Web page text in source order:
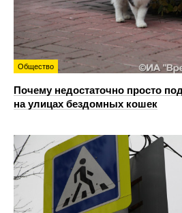
Общество
Почему недостаточно просто
на улицах бездомных кошек